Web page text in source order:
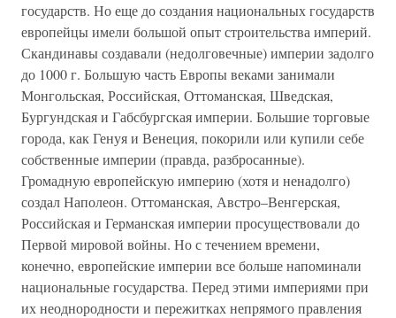
государств. Но еще до создания национальных государств
европейцы имели большой опыт строительства империй.
Скандинавы создавали (недолговечные) империи задолго
до 1000 г. Большую часть Европы веками занимали
Монгольская, Российская, Оттоманская, Шведская,
Бургундская и Габсбургская империи. Большие торговые
города, как Генуя и Венеция, покорили или купили себе
собственные империи (правда, разбросанные).
Громадную европейскую империю (хотя и ненадолго)
создал Наполеон. Оттоманская, Австро–Венгерская,
Российская и Германская империи просуществовали до
Первой мировой войны. Но с течением времени,
конечно, европейские империи все больше напоминали
национальные государства. Перед этими империями при
их неоднородности и пережитках непрямого правления